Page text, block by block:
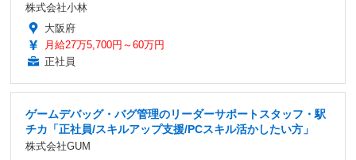
株式会社小林
大阪府
月給27万5,700円～60万円
正社員
ゲームデバッグ・バグ管理のリーダーサポートスタッフ・駅
チカ「正社員/スキルアップ支援/PCスキル活かしたい方」
株式会社GUM